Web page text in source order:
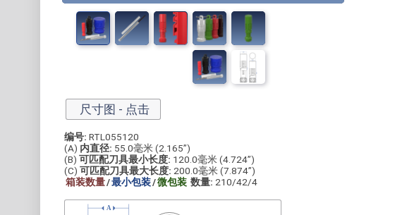
尺寸图 - 点击
编号: RTL055120
(A) 内直径: 55.0毫米 (2.165”)
(B) 可匹配刀具最小长度: 120.0毫米 (4.724”)
(C) 可匹配刀具最大长度: 200.0毫米 (7.874”)
箱装数量/最小包装/微包装 数量: 210/42/4